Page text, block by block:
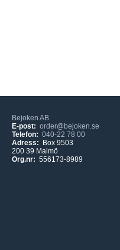
Bejoken AB
E-post: order@bejoken.se
Telefon: 040-22 78 00
Adress:
Box 9503
200 39 Malmö
Org.nr: 556173-8989